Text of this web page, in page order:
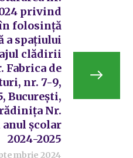
privind
folosință
a spațiului
clădirii
Fabrica de
nr. 7-9,
București,
Nr.
anul școlar
2024-2025
2024